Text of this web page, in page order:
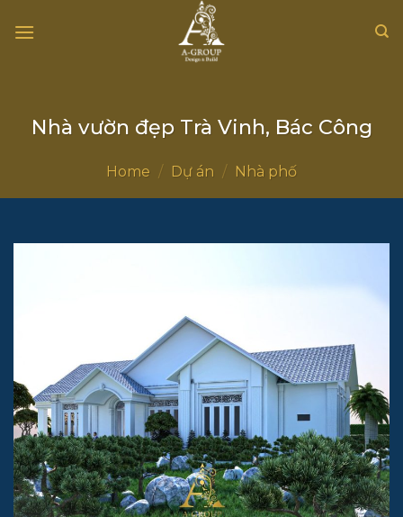
đến
Nhà vườn đẹp Trà Vinh, Bác Công
Home / Dự án / Nhà phố